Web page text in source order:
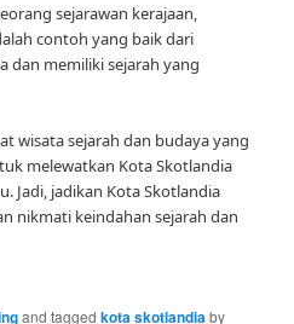
sejarawan kerajaan,
contoh yang baik dari
dan memiliki sejarah yang
wisata sejarah dan budaya yang
melewatkan Kota Skotlandia
Jadi, jadikan Kota Skotlandia
nikmati keindahan sejarah dan
and taggedkota skotlandiaby